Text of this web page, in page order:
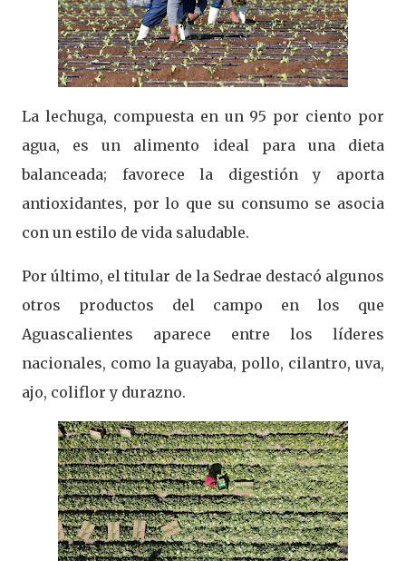
La lechuga, compuesta en un 95 por ciento por
agua, es un alimento ideal para una dieta
balanceada; favorece la digestión y aporta
antioxidantes, por lo que su consumo se asocia
con un estilo de vida saludable.
Por último, el titular de la Sedrae destacó algunos
otros productos del campo en los que
Aguascalientes aparece entre los líderes
nacionales, como la guayaba, pollo, cilantro, uva,
ajo, coliflor y durazno.